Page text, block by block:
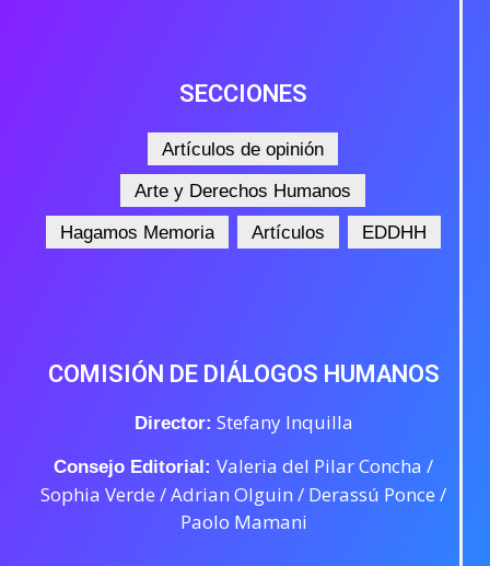
SECCIONES
Artículos de opinión
Arte y Derechos Humanos
Hagamos Memoria
Artículos EDDHH
COMISIÓN DE DIÁLOGOS HUMANOS
Director: Stefany Inquilla
Consejo Editorial: Valeria del Pilar Concha /
Sophia Verde /Adrian Olguin / Derassú Ponce /
Paolo Mamani